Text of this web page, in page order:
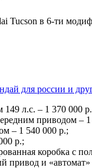
Tucson в 6-ти
для россии и
л.с. – 1 370 000
приводом –
– 1 540 000 р.;
р.;
коробка с
привод и